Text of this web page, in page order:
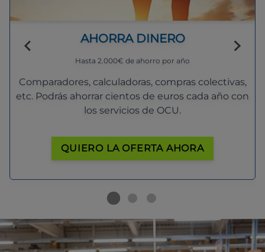
AHORRA DINERO
Hasta 2.000€ de ahorro por año
Comparadores, calculadoras, compras colectivas,
etc. Podrás ahorrar cientos de euros cada año con
los servicios de OCU.
QUIERO LA OFERTA AHORA